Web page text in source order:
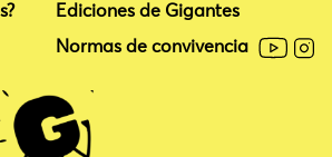
Ediciones de Gigantes
Normas de convivencia